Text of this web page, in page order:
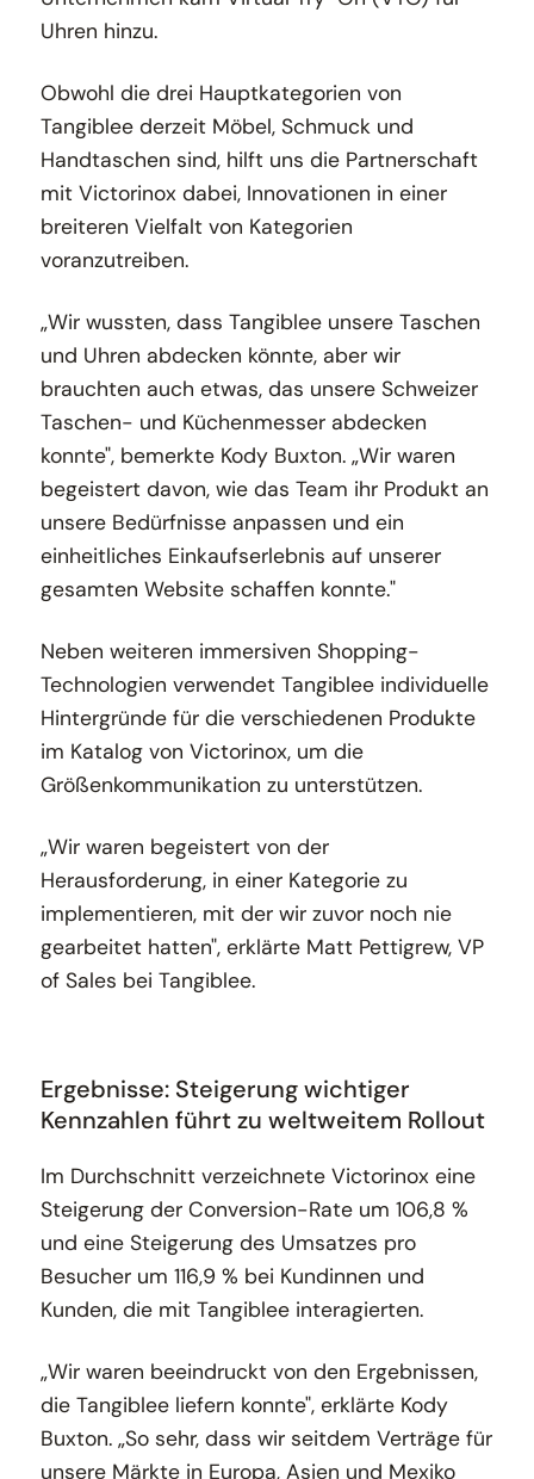
Uhren hinzu.
Obwohl die drei Hauptkategorien von
Tangiblee derzeit Möbel, Schmuck und
Handtaschen sind, hilft uns die Partnerschaft
mit Victorinox dabei, Innovationen in einer
breiteren Vielfalt von Kategorien
voranzutreiben.
„Wir wussten, dass Tangiblee unsere Taschen
und Uhren abdecken könnte, aber wir
brauchten auch etwas, das unsere Schweizer
Taschen- und Küchenmesser abdecken
konnte", bemerkte Kody Buxton. „Wir waren
begeistert davon, wie das Team ihr Produkt an
unsere Bedürfnisse anpassen und ein
einheitliches Einkaufserlebnis auf unserer
gesamten Website schaffen konnte."
Neben weiteren immersiven Shopping-
Technologien verwendet Tangiblee individuelle
Hintergründe für die verschiedenen Produkte
im Katalog von Victorinox, um die
Größenkommunikation zu unterstützen.
„Wir waren begeistert von der
Herausforderung, in einer Kategorie zu
implementieren, mit der wir zuvor noch nie
gearbeitet hatten", erklärte Matt Pettigrew, VP
of Sales bei Tangiblee.
Ergebnisse: Steigerung wichtiger
Kennzahlen führt zu weltweitem Rollout
Im Durchschnitt verzeichnete Victorinox eine
Steigerung der Conversion-Rate um 106,8 %
und eine Steigerung des Umsatzes pro
Besucher um 116,9 % bei Kundinnen und
Kunden, die mit Tangiblee interagierten.
„Wir waren beeindruckt von den Ergebnissen,
die Tangiblee liefern konnte", erklärte Kody
Buxton. „So sehr, dass wir seitdem Verträge für
unsere Märkte in Europa, Asien und Mexiko